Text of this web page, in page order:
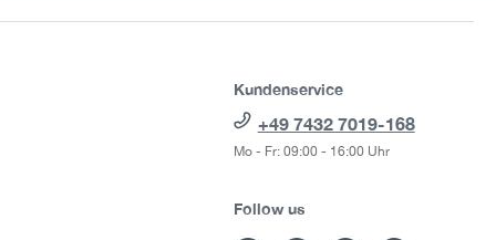
Kundenservice
+49 7432 7019-168
Mo - Fr: 09:00 - 16:00 Uhr
Follow us